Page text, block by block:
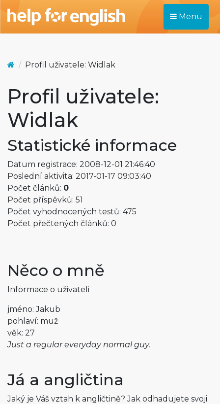
Menu
Profil uživatele: Widlak
Profil uživatele:
Widlak
Statistické informace
Datum registrace: 2008-12-01 21:46:40
Poslední aktivita: 2017-01-17 09:03:40
Počet článků: 0
Počet příspěvků: 51
Počet vyhodnocených testů: 475
Počet přečtených článků: 0
Něco o mně
Informace o uživateli
jméno: Jakub
pohlaví: muž
věk: 27
Just a regular everyday normal guy.
Já a angličtina
Jaký je Váš vztah k angličtině? Jak odhadujete svoji